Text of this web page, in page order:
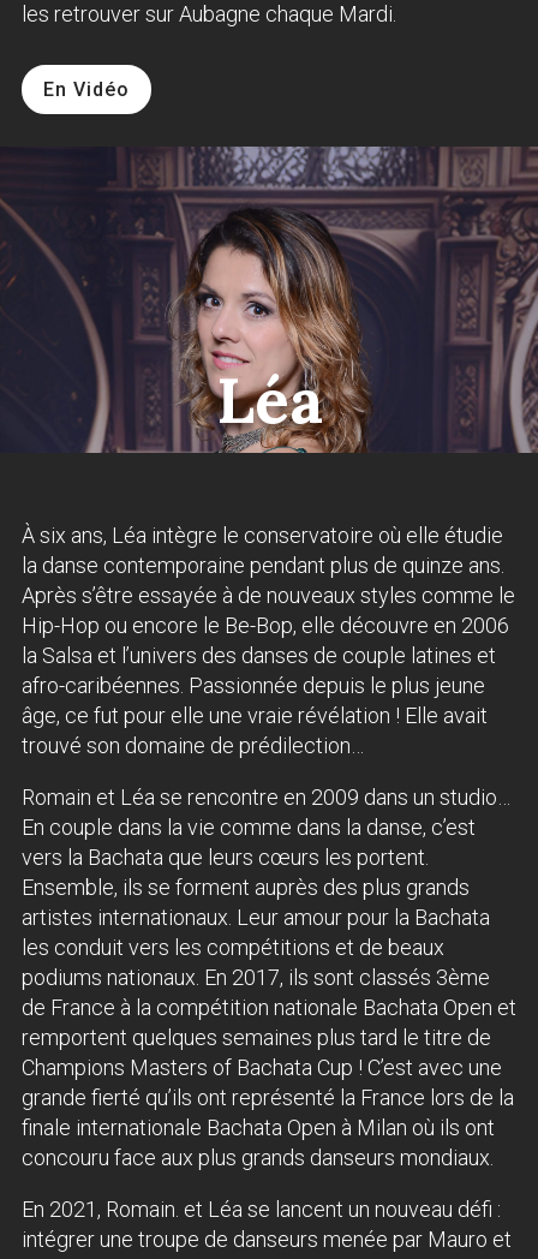
les retrouver sur Aubagne chaque Mardi.
En Vidéo
Léa
À six ans, Léa intègre le conservatoire où elle étudie
la danse contemporaine pendant plus de quinze ans.
Après s’être essayée à de nouveaux styles comme le
Hip-Hop ou encore le Be-Bop, elle découvre en 2006
la Salsa et l’univers des danses de couple latines et
afro-caribéennes. Passionnée depuis le plus jeune
âge, ce fut pour elle une vraie révélation ! Elle avait
trouvé son domaine de prédilection…
Romain et Léa se rencontre en 2009 dans un studio…
En couple dans la vie comme dans la danse, c’est
vers la Bachata que leurs cœurs les portent.
Ensemble, ils se forment auprès des plus grands
artistes internationaux. Leur amour pour la Bachata
les conduit vers les compétitions et de beaux
podiums nationaux. En 2017, ils sont classés 3ème
de France à la compétition nationale Bachata Open et
remportent quelques semaines plus tard le titre de
Champions Masters of Bachata Cup ! C’est avec une
grande fierté qu’ils ont représenté la France lors de la
finale internationale Bachata Open à Milan où ils ont
concouru face aux plus grands danseurs mondiaux.
En 2021, Romain. et Léa se lancent un nouveau défi :
intégrer une troupe de danseurs menée par Mauro et